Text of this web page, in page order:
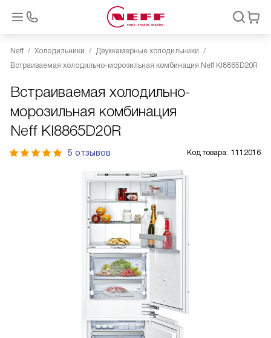
Neff Холодильники
Двухкамерные холодильники
Встраиваемая холодильно-морозильная комбинация Neff KI8865D20R
Встраиваемая холодильно-
морозильная комбинация
Neff KI8865D20R
5 отзывов Код товара: 1112016